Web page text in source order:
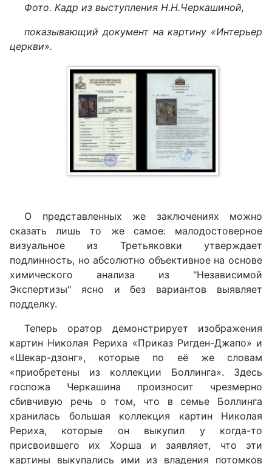
Фото. Кадр из выступления Н.Н.Черкашиной,
показывающий документ на картину «Интерьер
церкви».
О представленных же заключениях можно
сказать лишь то же самое: малодостоверное
визуальное из Третьяковки утверждает
подлинность, но абсолютно объективное на основе
химического анализа из "Независимой
Экспертизы" ясно и без вариантов выявляет
подделку.
Теперь оратор демонстрирует изображения
картин Николая Рериха «Приказ Ригден-Джапо» и
«Шекар-дзонг», которые по её же словам
«приобретены из коллекции Боллинга». Здесь
госпожа Черкашина произносит чрезмерно
сбивчивую речь о том, что в семье Боллинга
хранилась большая коллекция картин Николая
Рериха, которые он выкупил у когда-то
присвоившего их Хорша и заявляет, что эти
картины выкупались ими из владения потомков